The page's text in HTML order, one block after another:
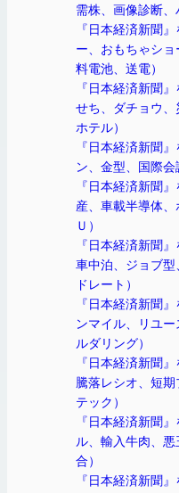
需株、画像診断、
『日本経済新聞
ー、おもちゃシ
料電池、送電）
『日本経済新聞
せち、ダチョウ
ホテル）
『日本経済新聞
ン、金型、国際会
『日本経済新聞
産、車載半導体
Ｕ）
『日本経済新聞
車中泊、ジョブ
ドレート）
『日本経済新聞
ンマイル、リユ
ルダリング）
『日本経済新聞
騰落レシオ、短
テック）
『日本経済新聞
ル、輸入牛肉、
合）
『日本経済新聞